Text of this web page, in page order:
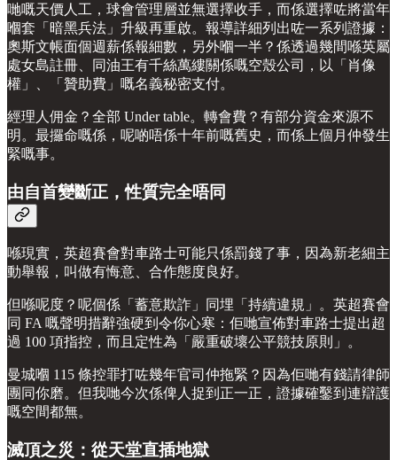
哋嘅天價人工，球會管理層並無選擇收手，而係選擇咗將當年
嗰套「暗黑兵法」升級再重啟。報導詳細列出咗一系列證據：
奧斯文帳面個週薪係報細數，另外嗰一半？係透過幾間喺英屬
處女島註冊、同油王有千絲萬縷關係嘅空殼公司，以「肖像
權」、「贊助費」嘅名義秘密支付。
經理人佣金？全部 Under table。轉會費？有部分資金來源不
明。最攞命嘅係，呢啲唔係十年前嘅舊史，而係上個月仲發生
緊嘅事。
由自首變斷正，性質完全唔同
喺現實，英超賽會對車路士可能只係罰錢了事，因為新老細主
動舉報，叫做有悔意、合作態度良好。
但喺呢度？呢個係「蓄意欺詐」同埋「持續違規」。英超賽會
同 FA 嘅聲明措辭強硬到令你心寒：佢哋宣佈對車路士提出超
過 100 項指控，而且定性為「嚴重破壞公平競技原則」。
曼城嗰 115 條控罪打咗幾年官司仲拖緊？因為佢哋有錢請律師
團同你磨。但我哋今次係俾人捉到正一正，證據確鑿到連辯護
嘅空間都無。
滅頂之災：從天堂直插地獄